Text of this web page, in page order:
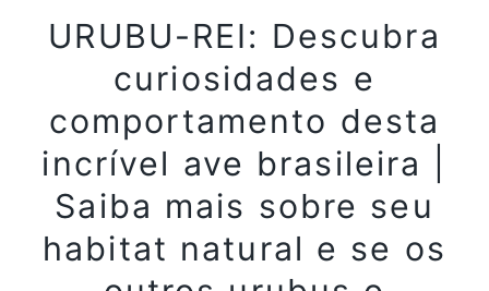
URUBU-REI: Descubra
curiosidades e
comportamento desta
incrível ave brasileira |
Saiba mais sobre seu
habitat natural e se os